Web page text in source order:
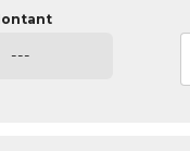
---